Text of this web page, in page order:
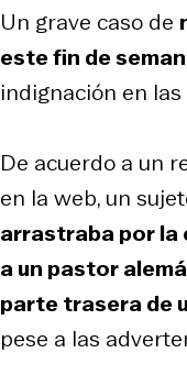
Un grave caso de
este fin de
indignación en
De acuerdo a un
en la web, un
arrastraba por la
a un pastor
parte trasera de
pese a las